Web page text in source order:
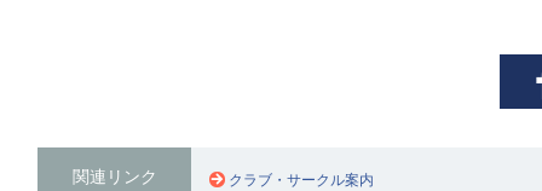
関連リンク クラブ・サークル案内